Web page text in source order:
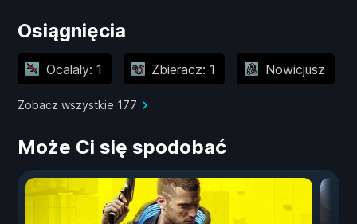
Osiągnięcia
Ocalały: 1 Zbieracz: 1 Nowicjusz
Zobacz wszystkie 177
Może Ci się spodobać